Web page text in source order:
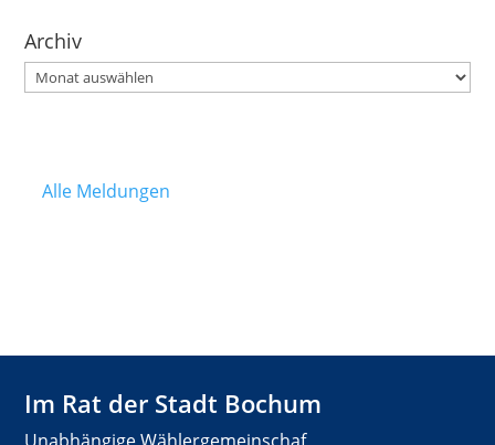
Archiv
Archiv
Alle Meldungen
Im Rat der Stadt Bochum